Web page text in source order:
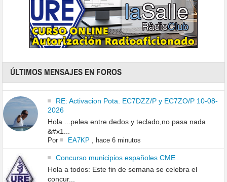
ÚLTIMOS MENSAJES EN FOROS
RE: Activacion Pota. EC7DZZ/P y EC7ZO/P 10-08-
2026
Hola ...pelea entre dedos y teclado,no pasa nada
&#x1...
Por EA7KP hace 6 minutos
Concurso municipios españoles CME
Hola a todos: Este fin de semana se celebra el
concur...